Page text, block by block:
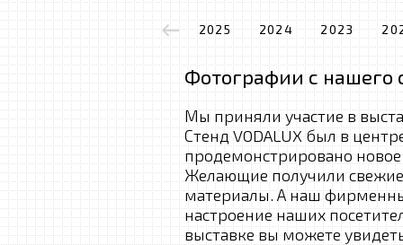
2025 2024 2023
Фотографии с нашего
Мы приняли участие в
Стенд VODALUX был в
продемонстрировано
Желающие получили
материалы. А наш
настроение наших
выставке вы можете